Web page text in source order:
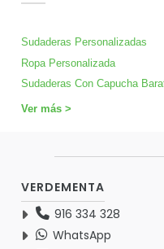
Sudaderas Personalizadas
Ropa Personalizada
Sudaderas Con Capucha
Ver más >
VERDEMENTA
916 334 328
WhatsApp